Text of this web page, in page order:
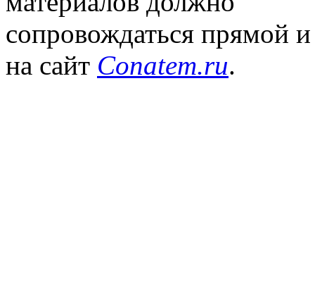
сопровождаться прямой
на сайт Conatem.ru.